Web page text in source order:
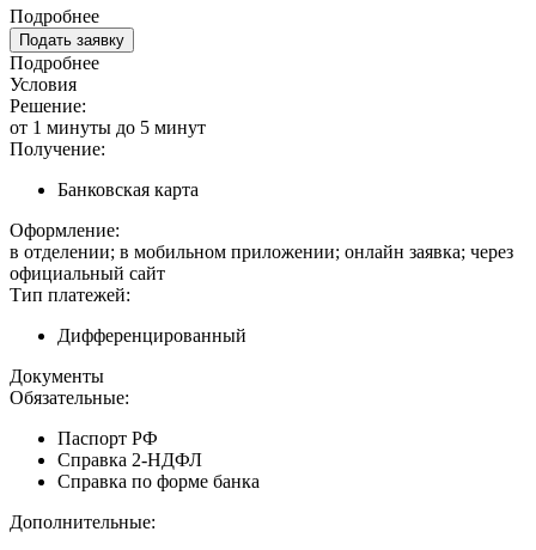
Подробнее
Подать заявку
Подробнее
Условия
Решение:
от 1 минуты до 5 минут
Получение:
Банковская карта
Оформление:
в отделении; в мобильном приложении; онлайн заявка; через
официальный сайт
Тип платежей:
Дифференцированный
Документы
Обязательные:
Паспорт РФ
Справка 2-НДФЛ
Справка по форме банка
Дополнительные: